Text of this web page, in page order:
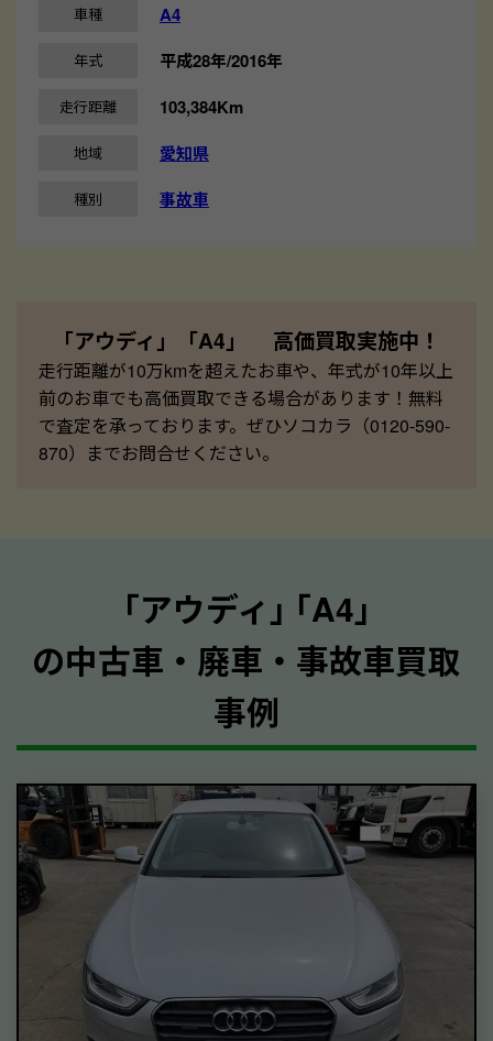
車種 A4
年式 平成28年/2016年
走行距離 103,384Km
地域 愛知県
種別 事故車
「アウディ」「A4」 高価買取実施中！
走行距離が10万kmを超えたお車や、年式が10年以上
前のお車でも高価買取できる場合があります！無料
で査定を承っております。ぜひソコカラ（0120-590-
870）までお問合せください。
｢アウディ｣ ｢A4｣
の中古車・廃車・事故車買取
事例